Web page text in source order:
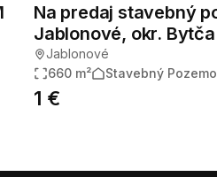
Na predaj stavebný
Jablonové, okr. Bytča
Jablonové
660 m²
Stavebný
1 €